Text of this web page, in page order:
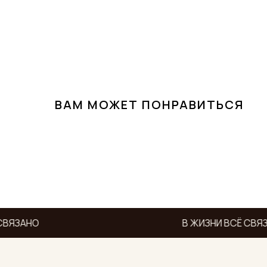
ВАМ МОЖЕТ ПОНРАВИТЬСЯ
В ЖИЗНИ ВСЁ